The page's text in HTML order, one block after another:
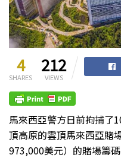
4
SHARES
212
VIEWS
馬來西亞警方日前拘捕了
頂高原的雲頂馬來西亞賭
973,000美元）的賭場籌碼